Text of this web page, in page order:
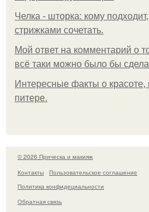
Челка - шторка: кому
стрижками сочетать.
Мой ответ на комментарий о
всё таки можно было бы
Интересные факты о красоте,
питере.
© 2026 Прическа и макияж
Контакты
Пользовательское соглашение
Политика конфидециальности
Обратная связь